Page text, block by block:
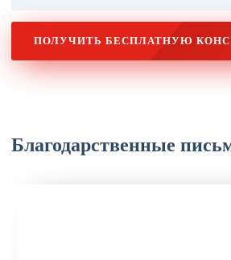
ПОЛУЧИТЬ БЕСПЛАТНУЮ
Благодарственные